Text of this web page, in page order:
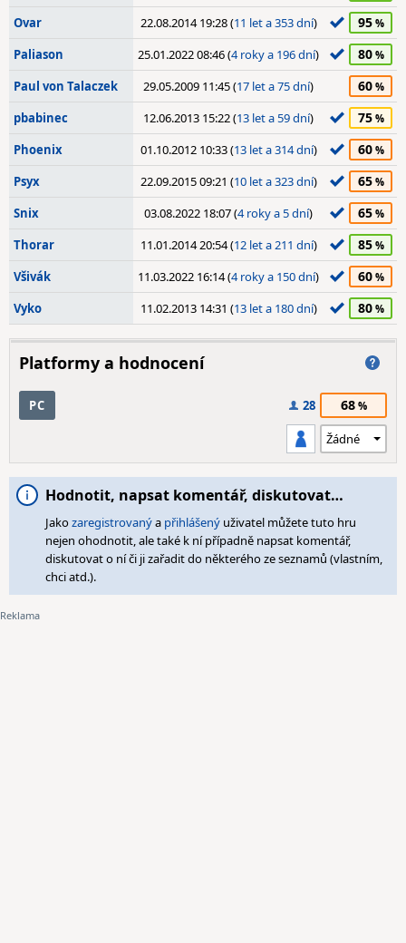
Ovar 22.08.2014 19:28 (11 let a 353 dní) 95
Paliason 25.01.2022 08:46 (4 roky a 196 dní) 80
Paul von Talaczek 29.05.2009 11:45 (17 let a 75 dní) 60
pbabinec 12.06.2013 15:22 (13 let a 59 dní) 75
Phoenix 01.10.2012 10:33 (13 let a 314 dní) 60
Psyx 22.09.2015 09:21 (10 let a 323 dní) 65
Snix 03.08.2022 18:07 (4 roky a 5 dní) 65
Thorar 11.01.2014 20:54 (12 let a 211 dní) 85
Všivák 11.03.2022 16:14 (4 roky a 150 dní) 60
Vyko 11.02.2013 14:31 (13 let a 180 dní) 80
Platformy a hodnocení
PC 28 68
Hodnotit, napsat komentář, diskutovat…
Jakozaregistrovanýa přihlášený uživatel můžete tuto hru
nejen ohodnotit, ale také k ní případně napsat komentář,
diskutovat o ní či ji zařadit do některého ze seznamů (vlastním,
chci atd.).